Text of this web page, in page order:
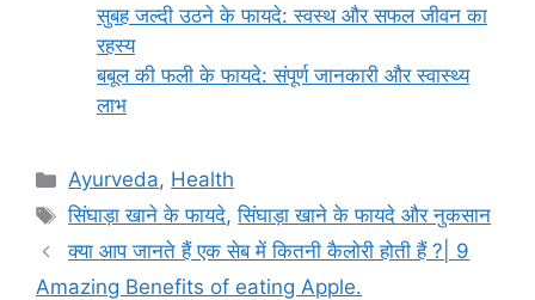
सुबह जल्दी उठने के फायदे: स्वस्थ और सफल जीवन का
रहस्य
बबूल की फली के फायदे: संपूर्ण जानकारी और स्वास्थ्य
लाभ
Categories
Ayurveda, Health
Tags
सिंघाड़ा खाने के फायदे,सिंघाड़ा खाने के फायदे और नुकसान
क्या आप जानते हैं एक सेब में कितनी कैलोरी होती हैं ?| 9
Amazing Benefits of eating Apple.